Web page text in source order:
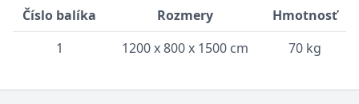
Číslo balíka Rozmery
Hmotnosť
1
1200 x 800 x 1500 cm 70 kg